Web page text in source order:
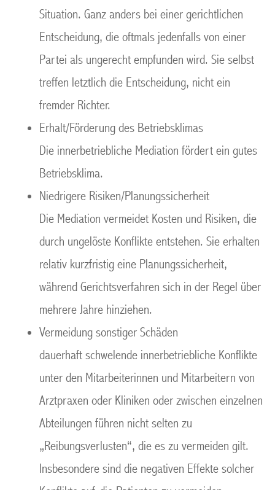
Situation. Ganz anders bei einer gerichtlichen
Entscheidung, die oftmals jedenfalls von einer
Partei als ungerecht empfunden wird. Sie selbst
treffen letztlich die Entscheidung, nicht ein
fremder Richter.
Erhalt/Förderung des Betriebsklimas
Die innerbetriebliche Mediation fördert ein gutes
Betriebsklima.
Niedrigere Risiken/Planungssicherheit
Die Mediation vermeidet Kosten und Risiken, die
durch ungelöste Konflikte entstehen. Sie erhalten
relativ kurzfristig eine Planungssicherheit,
während Gerichtsverfahren sich in der Regel über
mehrere Jahre hinziehen.
Vermeidung sonstiger Schäden
dauerhaft schwelende innerbetriebliche Konflikte
unter den Mitarbeiterinnen und Mitarbeitern von
Arztpraxen oder Kliniken oder zwischen einzelnen
Abteilungen führen nicht selten zu
„Reibungsverlusten“, die es zu vermeiden gilt.
Insbesondere sind die negativen Effekte solcher